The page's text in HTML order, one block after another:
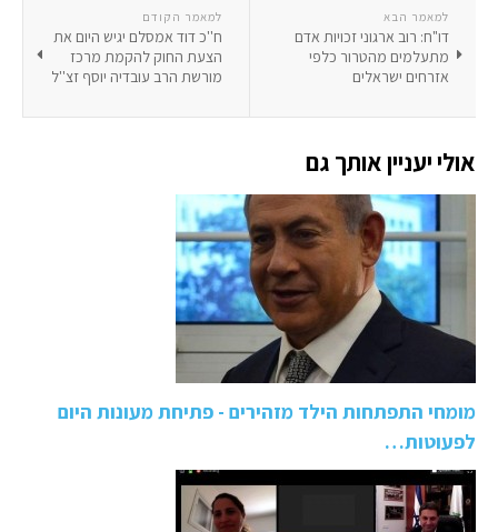
למאמר הקודם
ח''כ דוד אמסלם יגיש היום את
הצעת החוק להקמת מרכז
מורשת הרב עובדיה יוסף זצ''ל
למאמר הבא
דו"ח: רוב ארגוני זכויות אדם
מתעלמים מהטרור כלפי
אזרחים ישראלים
אולי יעניין אותך גם
מומחי התפתחות הילד מזהירים - פתיחת מעונות היום
לפעוטות…